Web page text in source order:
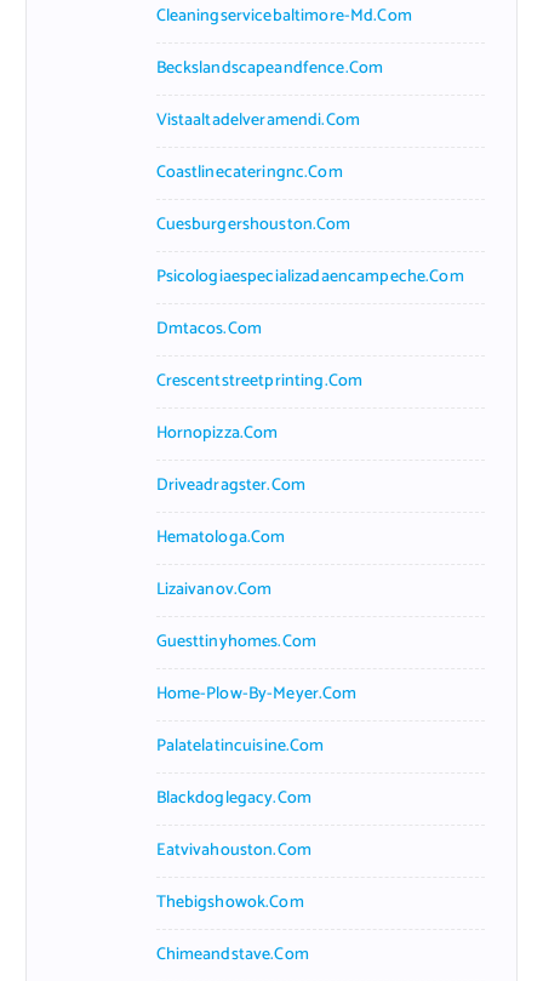
Cleaningservicebaltimore-Md.com
Beckslandscapeandfence.com
Vistaaltadelveramendi.com
Coastlinecateringnc.com
Cuesburgershouston.com
Psicologiaespecializadaencampeche.com
Dmtacos.com
Crescentstreetprinting.com
Hornopizza.com
Driveadragster.com
Hematologa.com
Lizaivanov.com
Guesttinyhomes.com
Home-Plow-By-Meyer.com
Palatelatincuisine.com
Blackdoglegacy.com
Eatvivahouston.com
Thebigshowok.com
Chimeandstave.com